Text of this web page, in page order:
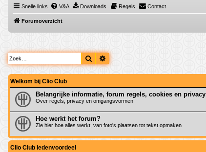
Snelle links V&A Downloads Regels Contact
Forumoverzicht
Zoek
Welkom bij Clio Club
Belangrijke informatie, forum regels, cookies en privacy
Over regels, privacy en omgangsvormen
Hoe werkt het forum?
Zie hier hoe alles werkt, van foto's plaatsen tot tekst opmaken
Clio Club ledenvoordeel